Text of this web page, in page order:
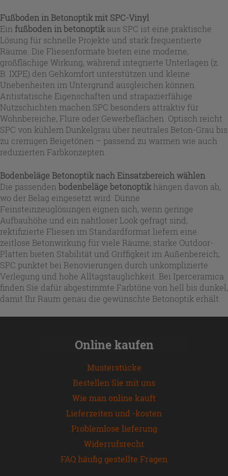
Fußboden in Betonoptik mit SPC-Vinyl
Ein fußboden in betonoptik aus SPC ist eine praktische
Lösung für schnelle Projekte und stark frequentierte
Räume. Die Fliesenformate bieten eine moderne,
großflächige Wirkung, während integrierte Unterlagen (z.
B. IXPE) den Gehkomfort unterstützen und kleine
Unebenheiten im Untergrund ausgleichen können.
Antistatische Eigenschaften und strapazierfähige
Nutzschichten machen SPC besonders attraktiv für
Wohnbereiche, Flure oder Gewerbeflächen. Optisch reicht
SPC von kühlem Dunkelgrau über neutrales Beton-Grau bis
zu cremigen Beigetönen – passend zu warmen wie auch
reduzierten Farbkonzepten.
Bodenbeläge Betonoptik nach Einsatzbereich wählen
Die passenden bodenbeläge betonoptikhängen davon ab,
wo der Belag eingesetzt wird: Dünne
Feinsteinzeuglösungen eignen sich, wenn geringe
Aufbauhöhe und ein nahtloser Look gefragt sind;
rektifizierte Fliesen im Standardformat liefern eine
zeitlose Betonwirkung für viele Räume; starke Outdoor-
Platten bieten Stabilität und Griffigkeit im Außenbereich;
SPC punktet bei Renovierungen durch unkomplizierte
Verlegung und hohe Alltagstauglichkeit. Bei Iperceramica
finden Sie dafür abgestimmte Farbtöne von hell bis dunkel,
damit Ihr Raum genau die gewünschte Betonoptik erhält.
Online kaufen
Musterstücke
Bestellen Sie mit uns
Wie man online kauft
Lieferzeiten und -kosten
Problemlose lieferung
Widerrufsrecht
FAQ häufig gestellte Fragen